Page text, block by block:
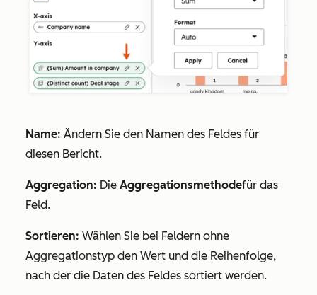
Name: Ändern Sie den Namen des Feldes für
diesen Bericht.
Aggregation: Die Aggregationsmethodefür das
Feld.
Sortieren: Wählen Sie bei Feldern ohne
Aggregationstyp den Wert und die Reihenfolge,
nach der die Daten des Feldes sortiert werden.